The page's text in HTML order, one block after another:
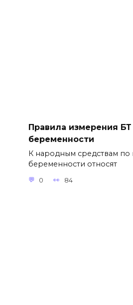
Правила измерения БТ
беременности
К народным средствам
беременности относят
0 84